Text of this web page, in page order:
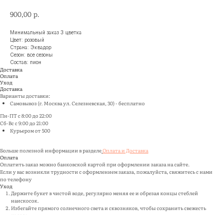
900,00 р.
Минимальный заказ 3 цветка
Цвет: розовый
Страна: Эквадор
Сезон: все сезоны
Состав: пион
Доставка
Оплата
Уход
Доставка
Варианты доставки:
Самовывоз (г. Москва ул. Селезневская, 30) - бесплатно
Пн-ПТ с 8:00 до 22:00
Сб-Вс с 9:00 до 21:00
Курьером от 500
Больше полезной информации в разделеОплата и Доставка
Оплата
Оплатить заказ можно банковской картой при оформлении заказа на сайте.
Если у вас возникли трудности с оформлением заказа, пожалуйста, свяжитесь с нами
по телефону
Уход
Держите букет в чистой воде, регулярно меняя ее и обрезая концы стеблей
наискосок.
Избегайте прямого солнечного света и сквозняков, чтобы сохранить свежесть